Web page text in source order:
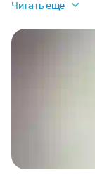
Читать еще